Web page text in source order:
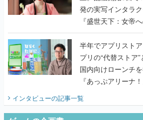
発の実写インタラ
『盛世天下：女帝
うこだわりをプロ
半年でアプリストアをオ
プリの“代替ストア
国内向けローンチ
『あっぷアリーナ
てみた
インタビューの記事一覧